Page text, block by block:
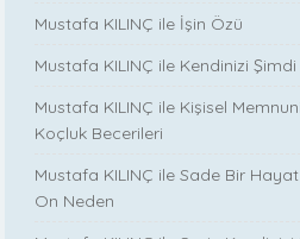
Mustafa KILINÇ ile İşin Özü
Mustafa KILINÇ ile Kendinizi Şimdi
Mustafa KILINÇ ile Kişisel
Koçluk Becerileri
Mustafa KILINÇ ile Sade Bir
On Neden